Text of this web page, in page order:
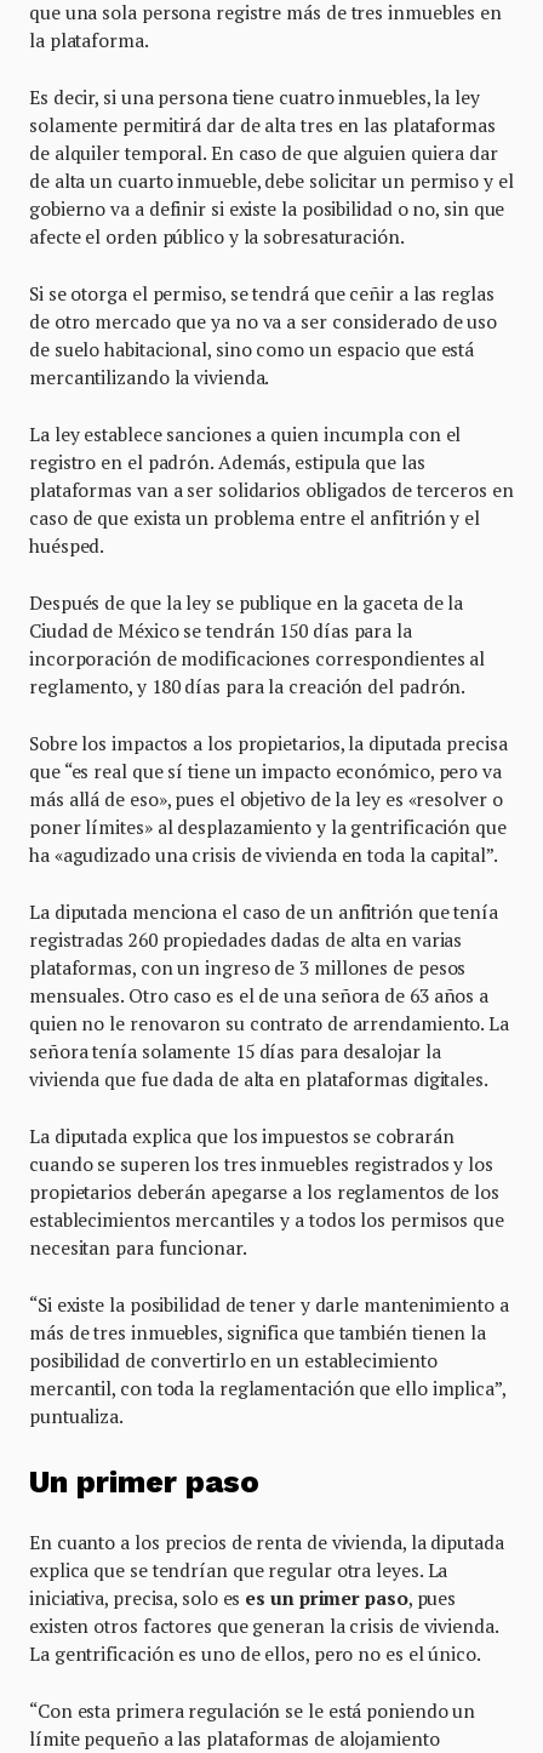
que una sola persona registre más de tres inmuebles en
la plataforma.
Es decir, si una persona tiene cuatro inmuebles, la ley
solamente permitirá dar de alta tres en las plataformas
de alquiler temporal. En caso de que alguien quiera dar
de alta un cuarto inmueble, debe solicitar un permiso y el
gobierno va a definir si existe la posibilidad o no, sin que
afecte el orden público y la sobresaturación.
Si se otorga el permiso, se tendrá que ceñir a las reglas
de otro mercado que ya no va a ser considerado de uso
de suelo habitacional, sino como un espacio que está
mercantilizando la vivienda.
La ley establece sanciones a quien incumpla con el
registro en el padrón. Además, estipula que las
plataformas van a ser solidarios obligados de terceros en
caso de que exista un problema entre el anfitrión y el
huésped.
Después de que la ley se publique en la gaceta de la
Ciudad de México se tendrán 150 días para la
incorporación de modificaciones correspondientes al
reglamento, y 180 días para la creación del padrón.
Sobre los impactos a los propietarios, la diputada precisa
que “es real que sí tiene un impacto económico, pero va
más allá de eso», pues el objetivo de la ley es «resolver o
poner límites» al desplazamiento y la gentrificación que
ha «agudizado una crisis de vivienda en toda la capital”.
La diputada menciona el caso de un anfitrión que tenía
registradas 260 propiedades dadas de alta en varias
plataformas, con un ingreso de 3 millones de pesos
mensuales. Otro caso es el de una señora de 63 años a
quien no le renovaron su contrato de arrendamiento. La
señora tenía solamente 15 días para desalojar la
vivienda que fue dada de alta en plataformas digitales.
La diputada explica que los impuestos se cobrarán
cuando se superen los tres inmuebles registrados y los
propietarios deberán apegarse a los reglamentos de los
establecimientos mercantiles y a todos los permisos que
necesitan para funcionar.
“Si existe la posibilidad de tener y darle mantenimiento a
más de tres inmuebles, significa que también tienen la
posibilidad de convertirlo en un establecimiento
mercantil, con toda la reglamentación que ello implica”,
puntualiza.
Un primer paso
En cuanto a los precios de renta de vivienda, la diputada
explica que se tendrían que regular otra leyes. La
iniciativa, precisa, solo es es un primer paso, pues
existen otros factores que generan la crisis de vivienda.
La gentrificación es uno de ellos, pero no es el único.
“Con esta primera regulación se le está poniendo un
límite pequeño a las plataformas de alojamiento